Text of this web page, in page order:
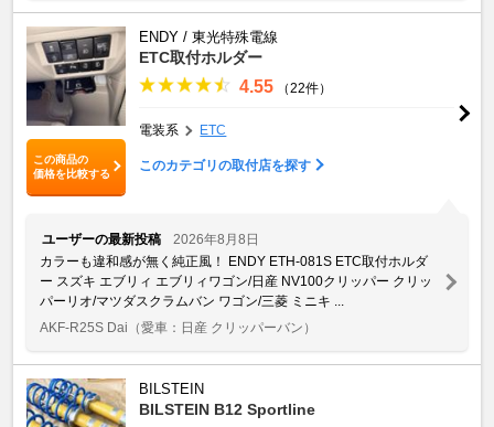
この商品の
価格を比較する
ENDY / 東光特殊電線
ETC取付ホルダー
4.55 （22件）
電装系 ETC
このカテゴリの取付店を探す
ユーザーの最新投稿
2026年8月8日
カラーも違和感が無く純正風！ ENDY ETH-081S ETC取付ホルダ
ー スズキ エブリィ エブリィワゴン/日産 NV100クリッパー クリッ
パーリオ/マツダスクラムバン ワゴン/三菱 ミニキ ...
AKF-R25S Dai （愛車：日産 クリッパーバン）
BILSTEIN
BILSTEIN B12 Sportline